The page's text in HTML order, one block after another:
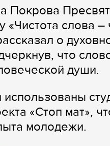
Покрова
слова –
о
что
души.
«Стоп мат»,
молодежи.